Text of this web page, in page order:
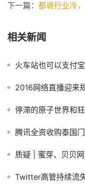
下一篇： 都说行业冷，
相关新闻
火车站也可以支付
2016网络直播迎来
停滞的原子世界和
腾讯全资收购泰国
质疑 | 蜜芽、贝贝网
Twitter高管持续流